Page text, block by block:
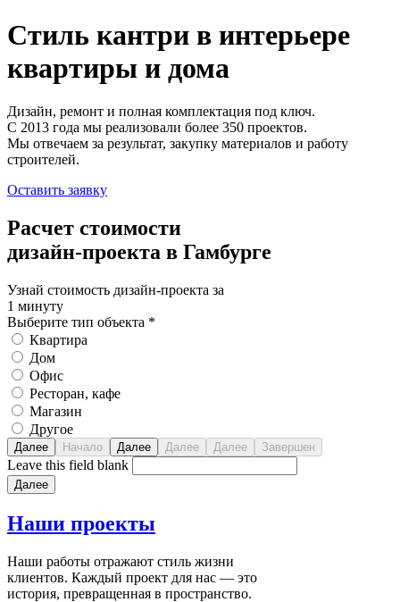
Стиль кантри в интерьере
квартиры и дома
Дизайн, ремонт и полная комплектация под ключ.
С 2013 года мы реализовали более 350 проектов.
Мы отвечаем за результат, закупку материалов и работу
строителей.
Оставить заявку
Расчет стоимости
дизайн-проекта в Гамбурге
Узнай стоимость дизайн-проекта за
1 минуту
Выберите тип объекта *
Квартира
Дом
Офис
Ресторан, кафе
Магазин
Другое
Leave this field blank
Наши проекты
Наши работы отражают стиль жизни
клиентов. Каждый проект для нас — это
история, превращенная в пространство.